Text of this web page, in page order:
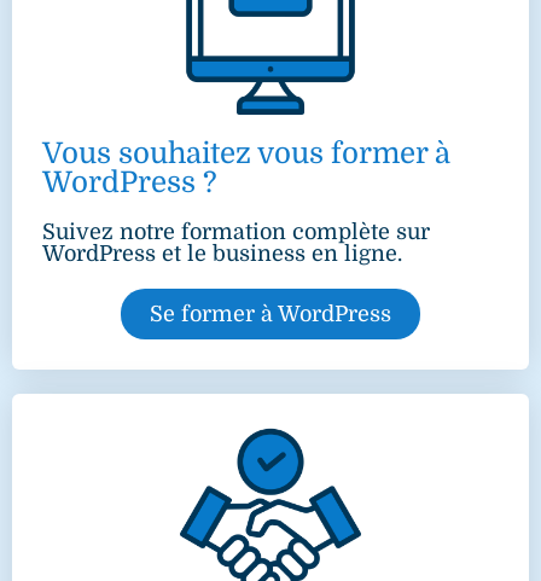
Vous souhaitez vous former à
WordPress ?
Suivez notre formation complète sur
WordPress et le business en ligne.
Se former à WordPress